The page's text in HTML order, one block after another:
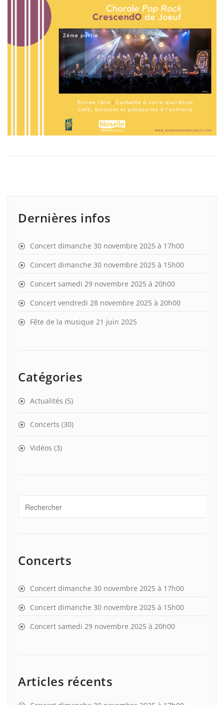
Dernières infos
Concert dimanche 30 novembre 2025 à 17h00
Concert dimanche 30 novembre 2025 à 15h00
Concert samedi 29 novembre 2025 à 20h00
Concert vendredi 28 novembre 2025 à 20h00
Fête de la musique 21 juin 2025
Catégories
Actualités (5)
Concerts (30)
Vidéos (3)
Concerts
Concert dimanche 30 novembre 2025 à 17h00
Concert dimanche 30 novembre 2025 à 15h00
Concert samedi 29 novembre 2025 à 20h00
Articles récents